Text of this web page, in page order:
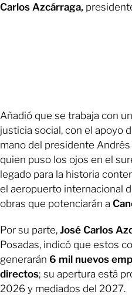
Carlos Azcárraga,
Añadió que se trabaja con
justicia social, con el apoyo
mano del presidente
quien puso los ojos en el
legado para la historia
el aeropuerto internacional
obras que potenciarán a
Por su parte, José Carlos
Posadas, indicó que estos
generarán 6 mil nuevos
directos; su apertura está
2026 y mediados del 2027.